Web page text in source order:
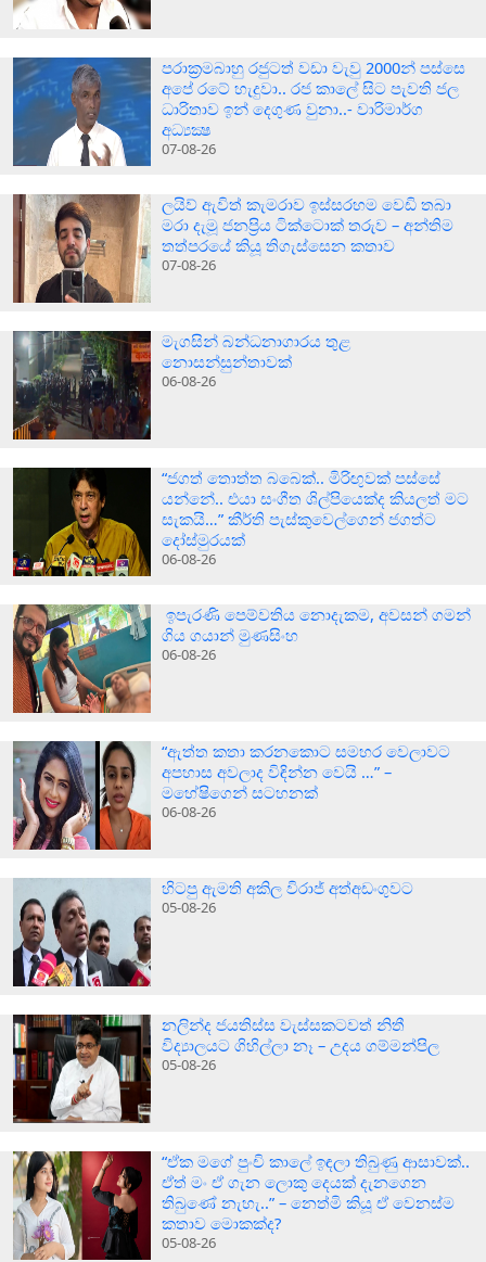
පරාක‍්‍රමබාහු රජුටත් වඩා වැවු 2000න් පස්සෙ
අපේ රටේ හැදුවා.. රජ කාලේ සිට පැවති ජල
ධාරිතාව ඉන් දෙගුණ වුනා..- වාරිමාර්ග
අධ්‍යක්‍ෂ
07-08-26
ලයිව් ඇවිත් කැමරාව ඉස්සරහම වෙඩි තබා
මරා දැමූ ජනප්‍රිය ටික්ටොක් තරුව – අන්තිම
තත්පරයේ කියූ තිගැස්සෙන කතාව
07-08-26
මැගසින් බන්ධනාගාරය තුළ
නොසන්සුන්තාවක්
06-08-26
“ජගත් තොත්ත බබෙක්.. මිරිඟුවක් පස්සේ
යන්නේ.. එයා සංගීත ශිල්පියෙක්ද කියලත් මට
සැකයි…” කීර්ති පැස්කුවෙල්ගෙන් ජගත්ට
දෝස්මුරයක්
06-08-26
ඉපැරණි පෙම්වතිය නොදැකම, අවසන් ගමන්
ගිය ගයාන් මුණසිංහ
06-08-26
“ඇත්ත කතා කරනකොට සමහර වෙලාවට
අපහාස අවලාද විඳින්න වෙයි …” –
මහේෂිගෙන් සටහනක්
06-08-26
හිටපු ඇමති අකිල විරාජ් අත්අඩංගුවට
05-08-26
නලින්ද ජයතිස්ස වැස්සකටවත් නිතී
විද්‍යාලයට ගිහිල්ලා නෑ – උදය ගම්මන්පිල
05-08-26
“ඒක මගේ පුංචි කාලේ ඉඳලා තිබුණු ආසාවක්..
ඒත් මං ඒ ගැන ලොකු දෙයක් දැනගෙන
තිබුණේ නැහැ..” – නෙත්මි කියූ ඒ වෙනස්ම
කතාව මොකක්ද?
05-08-26